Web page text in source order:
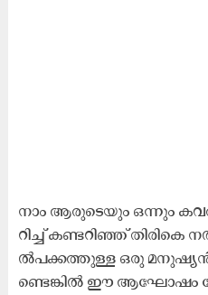
നാം ​ആ​രു​ടെ​യും ഒ​ന്നും
റി​ച്ച് ക​ണ്ട​റി​ഞ്ഞ്
ല്‍പ​ക്ക​ത്തു​ള്ള ഒ​രു
ണ്ടെ​ങ്കി​ല്‍ ഈ ​ആ​ഘോ​ഷം